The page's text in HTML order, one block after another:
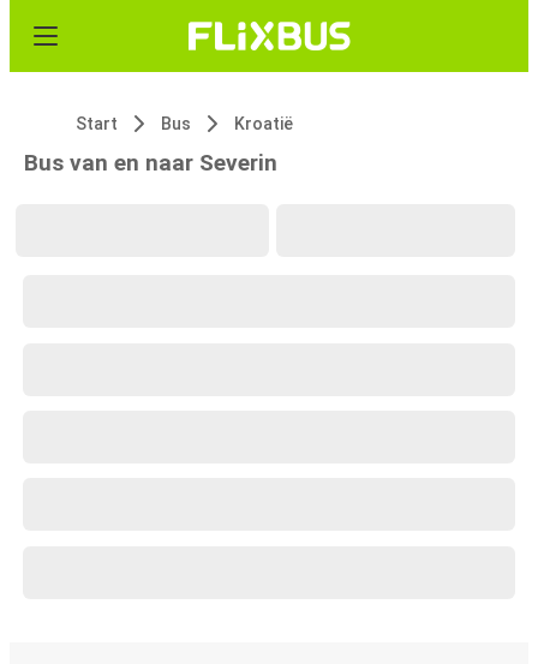
Start Bus Kroatië
Bus van en naar Severin